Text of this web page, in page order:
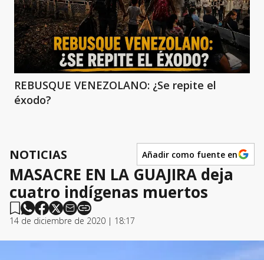
REBUSQUE VENEZOLANO: ¿Se repite el
éxodo?
NOTICIAS Añadir como fuente en
MASACRE EN LA GUAJIRA deja
cuatro indígenas muertos
14 de diciembre de 2020 | 18:17